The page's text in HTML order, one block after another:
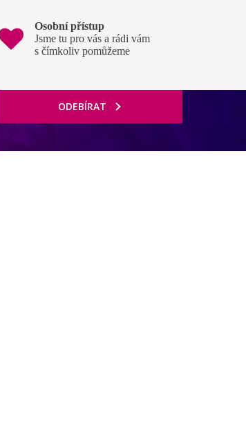
Osobní přístup
Jsme tu pro vás a rádi vám
s čímkoliv pomůžeme
ODEBÍRAT